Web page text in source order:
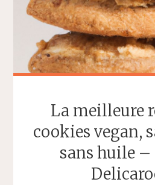
La meilleure
cookies vegan,
sans huile –